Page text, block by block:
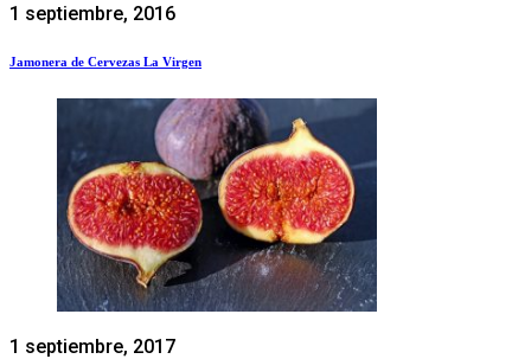
1 septiembre, 2016
Jamonera de Cervezas La Virgen
1 septiembre, 2017